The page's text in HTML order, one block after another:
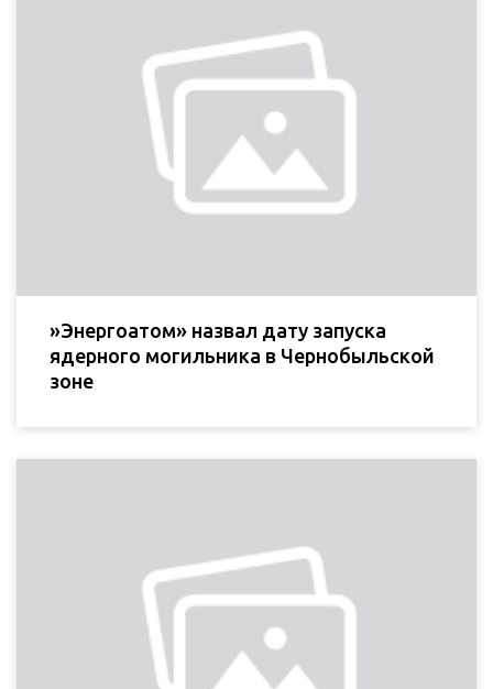
»Энергоатом» назвал дату запуска
ядерного могильника в Чернобыльской
зоне